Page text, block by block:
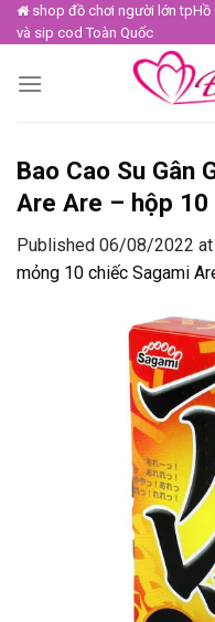
Skip
to
shop đồ chơi người lớn tpHồ
và sip cod Toàn Quốc
Bao Cao Su Gân
Are Are – hộp 10
Published 06/08/2022 at
mỏng 10 chiếc Sagami